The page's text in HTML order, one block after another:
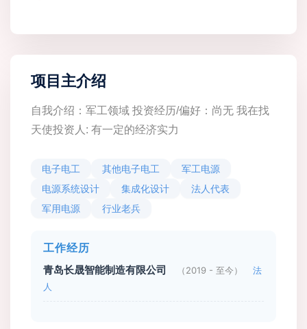
项目主介绍
自我介绍：军工领域 投资经历/偏好：尚无 我在找
天使投资人: 有一定的经济实力
电子电工 其他电子电工
军工电源
电源系统设计
集成化设计
法人代表
军用电源
行业老兵
工作经历
青岛长晟智能制造有限公司 （2019 - 至今）
法
人